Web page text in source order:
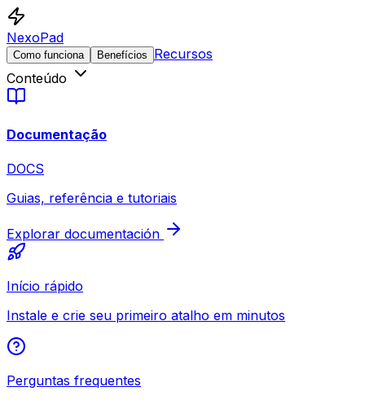
NexoPad
Como funciona Benefícios
Recursos
Conteúdo
Documentação
DOCS
Guias, referência e tutoriais
Explorar documentación
Início rápido
Instale e crie seu primeiro atalho em minutos
Perguntas frequentes